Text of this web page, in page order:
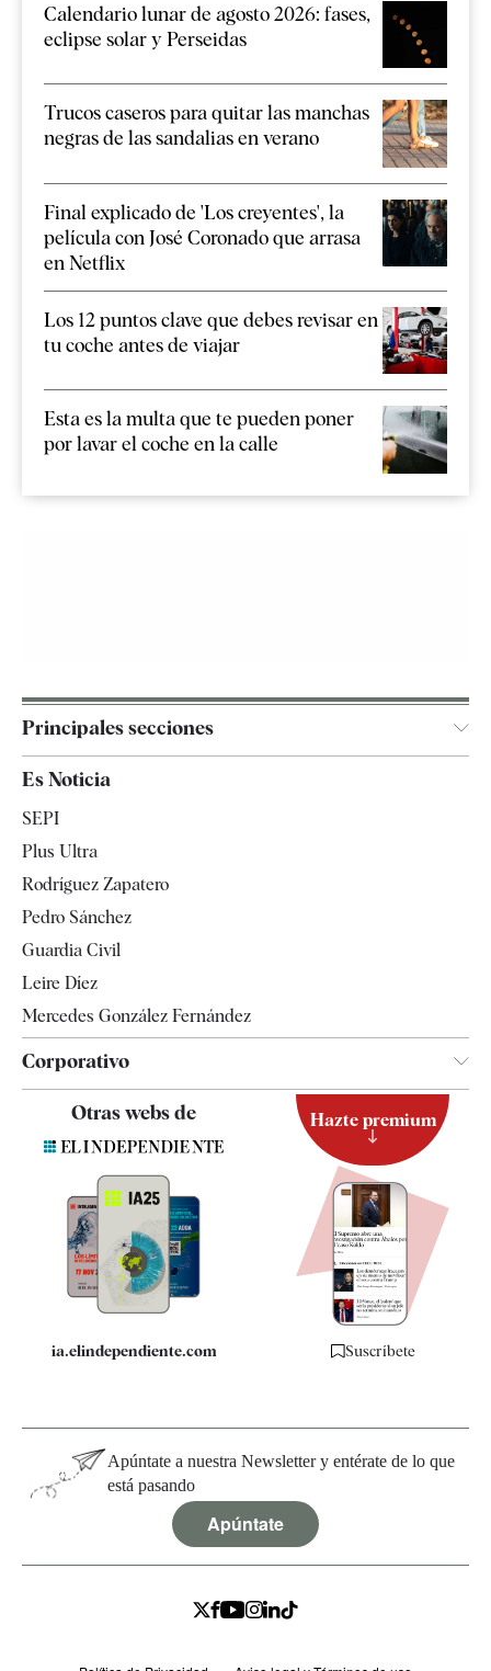
Calendario lunar de agosto 2026: fases,
eclipse solar y Perseidas
Trucos caseros para quitar las manchas
negras de las sandalias en verano
Final explicado de 'Los creyentes', la
película con José Coronado que arrasa
en Netflix
Los 12 puntos clave que debes revisar en
tu coche antes de viajar
Esta es la multa que te pueden poner
por lavar el coche en la calle
Principales secciones
España
Televisión
Es Noticia
SEPI
Plus Ultra
Rodríguez Zapatero
Pedro Sánchez
Guardia Civil
Leire Díez
Mercedes González Fernández
Corporativo
Contacto
Quiénes somos
Especificaciones
Otras webs de
ia.elindependiente.com
Hazte premium
Suscríbete
Apúntate a nuestra Newsletter y entérate de lo que
está pasando
Apúntate